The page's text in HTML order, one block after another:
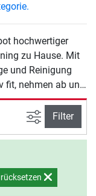
zu Hause. Mit
und Reinigung
fit, nehmen ab und
Ansicht
Filter